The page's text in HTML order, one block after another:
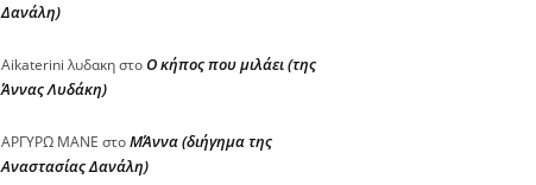
Δανάλη)
Aikaterini λυδακηστοΟ κήπος που μιλάει (της
Άννας Λυδάκη)
ΑΡΓΥΡΩ ΜΑΝΕ στοΜΆννα (διήγημα της
Αναστασίας Δανάλη)